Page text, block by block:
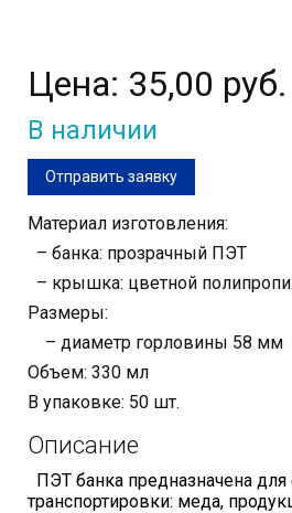
Цена: 35,00 руб.
В наличии
Отправить заявку
Материал изготовления:
– банка: прозрачный ПЭТ
– крышка: цветной
Размеры:
– диаметр горловины 58 мм
Объем: 330 мл
В упаковке: 50 шт.
Описание
ПЭТ банка предназначена
транспортировки: меда,